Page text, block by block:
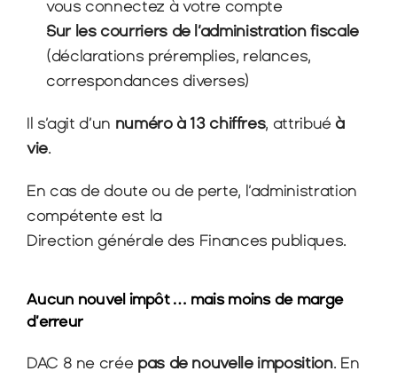
vous connectez à votre compte
Sur les courriers de l’administration fiscale
(déclarations préremplies, relances,
correspondances diverses)
Il s’agit d’un numéro à 13 chiffres, attribué à
vie.
En cas de doute ou de perte, l’administration
compétente est la
Direction générale des Finances publiques.
Aucun nouvel impôt … mais moins de marge
d’erreur
DAC 8 ne crée pas de nouvelle imposition. En